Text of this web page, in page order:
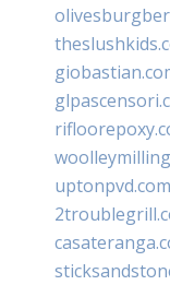
uptonpvd.com